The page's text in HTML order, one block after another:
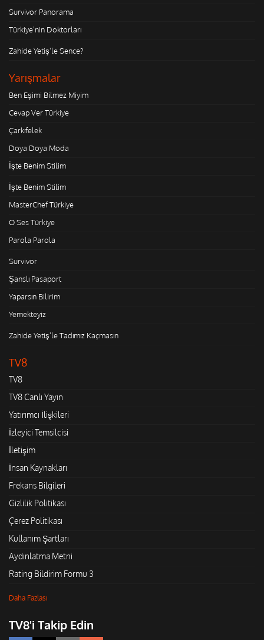
Survivor Panorama
Türkiye'nin Doktorları
Zahide Yetiş'le Sence?
Yarışmalar
Ben Eşimi Bilmez Miyim
Cevap Ver Türkiye
Çarkıfelek
Doya Doya Moda
İşte Benim Stilim
İşte Benim Stilim
MasterChef Türkiye
O Ses Türkiye
Parola Parola
Survivor
Şanslı Pasaport
Yaparsın Bilirim
Yemekteyiz
Zahide Yetiş'le Tadımız Kaçmasın
TV8
TV8
TV8 Canlı Yayın
Yatırımcı İlişkileri
İzleyici Temsilcisi
İletişim
İnsan Kaynakları
Frekans Bilgileri
Gizlilik Politikası
Çerez Politikası
Kullanım Şartları
Aydınlatma Metni
Rating Bildirim Formu 3
Daha Fazlası
TV8'i Takip Edin